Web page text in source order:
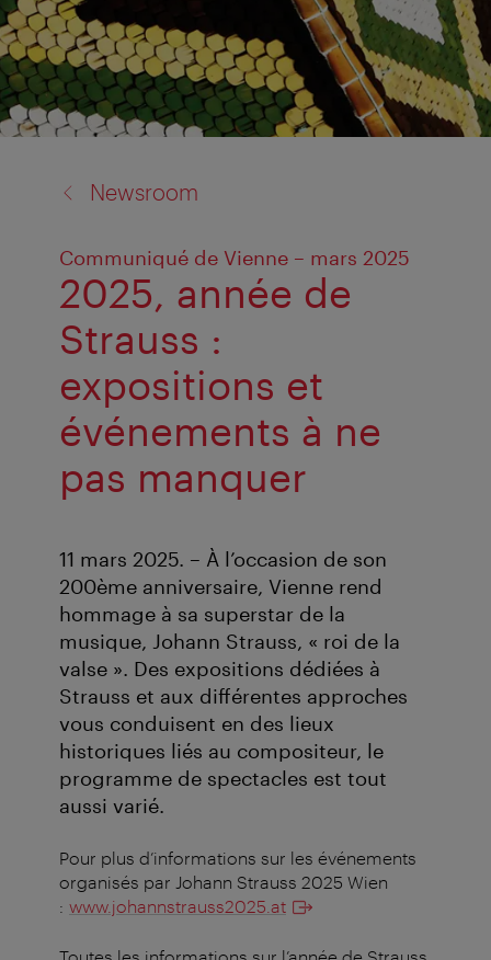
Newsroom
Communiqué de Vienne – mars 2025
2025, année de
Strauss :
expositions et
événements à ne
pas manquer
11 mars 2025. – À l’occasion de son
200ème anniversaire, Vienne rend
hommage à sa superstar de la
musique, Johann Strauss, « roi de la
valse ». Des expositions dédiées à
Strauss et aux différentes approches
vous conduisent en des lieux
historiques liés au compositeur, le
programme de spectacles est tout
aussi varié.
Pour plus d’informations sur les événements
organisés par Johann Strauss 2025 Wien
: www.johannstrauss2025.at